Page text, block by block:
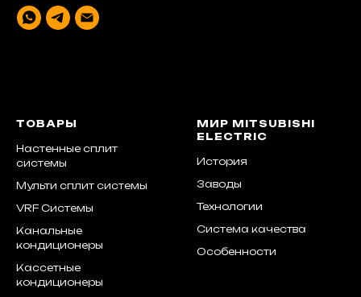
ТОВАРЫ
Настенные сплит
системы
Мульти сплит системы
VRF Системы
Канальные
кондиционеры
Кассетные
кондиционеры
МИР MITSUBISHI
ELECTRIC
История
Заводы
Технологии
Система качества
Особенности